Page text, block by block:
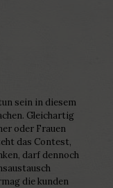
sein in diesem
Gleichartig
oder Frauen
das Contest,
darf dennoch
die kunden